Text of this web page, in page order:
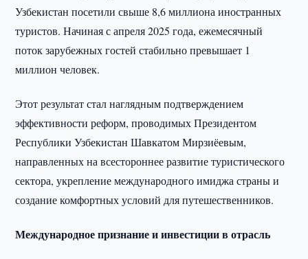
Узбекистан посетили свыше 8,6 миллиона иностранных
туристов. Начиная с апреля 2025 года, ежемесячный
поток зарубежных гостей стабильно превышает 1
миллион человек.
Этот результат стал наглядным подтверждением
эффективности реформ, проводимых Президентом
Республики Узбекистан Шавкатом Мирзиёевым,
направленных на всестороннее развитие туристического
сектора, укрепление международного имиджа страны и
создание комфортных условий для путешественников.
Международное признание и инвестиции в отрасль